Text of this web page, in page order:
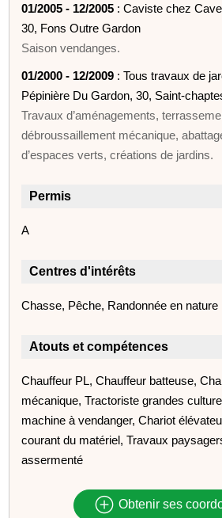
01/2005 - 12/2005 : Caviste chez
30, Fons Outre Gardon
Saison vendanges.
01/2000 - 12/2009 : Tous travaux de
Pépinière Du Gardon, 30, Saint-
Travaux d’aménagements,
débroussaillement mécanique,
d’espaces verts, créations de jardins.
Permis
A
Centres d'intérêts
Chasse, Pêche, Randonnée en nature
Atouts et compétences
Chauffeur PL, Chauffeur batteuse,
mécanique, Tractoriste grandes
machine à vendanger, Chariot
courant du matériel, Travaux
assermenté
Obtenir ses